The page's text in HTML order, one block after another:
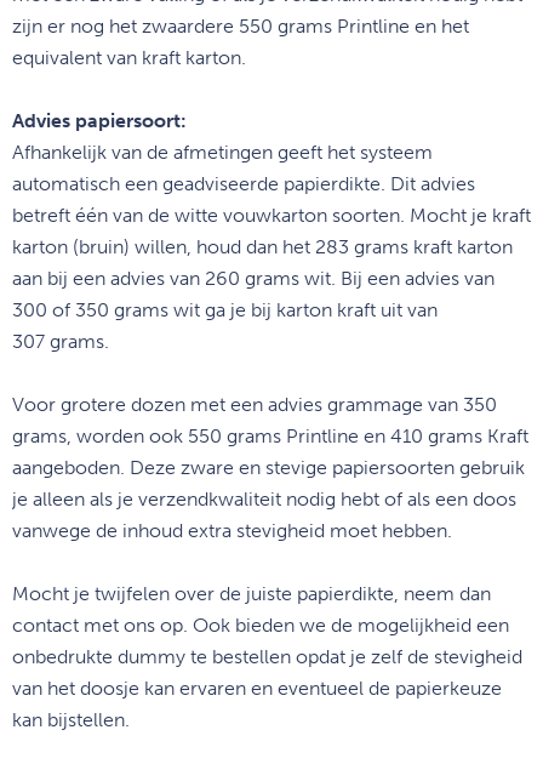
zijn er nog het zwaardere 550 grams Printline en het
equivalent van kraft karton.
Advies papiersoort:
Afhankelijk van de afmetingen geeft het systeem
automatisch een geadviseerde papierdikte. Dit advies
betreft één van de witte vouwkarton soorten. Mocht je kraft
karton (bruin) willen, houd dan het 283 grams kraft karton
aan bij een advies van 260 grams wit. Bij een advies van
300 of 350 grams wit ga je bij karton kraft uit van
307 grams.
Voor grotere dozen met een advies grammage van 350
grams, worden ook 550 grams Printline en 410 grams Kraft
aangeboden. Deze zware en stevige papiersoorten gebruik
je alleen als je verzendkwaliteit nodig hebt of als een doos
vanwege de inhoud extra stevigheid moet hebben.
Mocht je twijfelen over de juiste papierdikte, neem dan
contact met ons op. Ook bieden we de mogelijkheid een
onbedrukte dummy te bestellen opdat je zelf de stevigheid
van het doosje kan ervaren en eventueel de papierkeuze
kan bijstellen.